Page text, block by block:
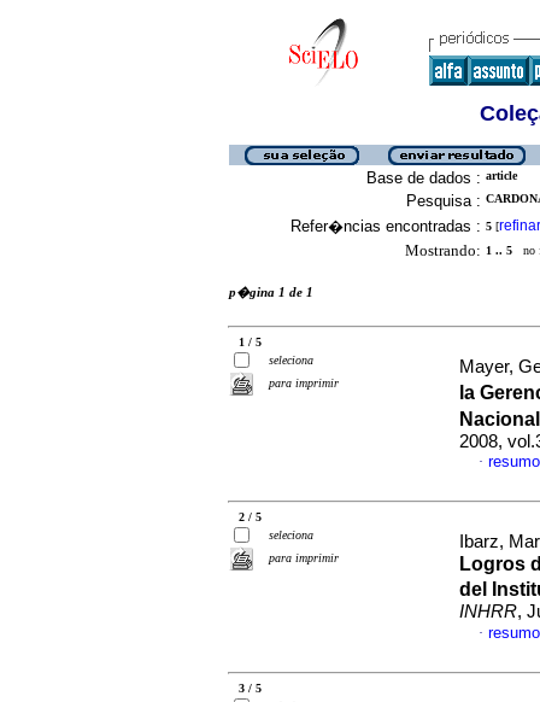
Base de dados : article
Pesquisa :
Refer�ncias encontradas : 5 [refinar
Mostrando: 1 .. 5 no
p�gina 1 de 1
1 / 5
seleciona
para imprimir
Mayer,
la
2008,
·
2 / 5
seleciona
para imprimir
Ibarz,
Logros
del
INHRR,
·
3 / 5